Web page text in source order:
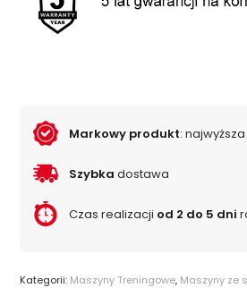
Markowy produkt:
Szybka dostawa
Czas realizacji od 2 do 5 dni
Kategorii: Maszyny Treningowe, Maszyny ze